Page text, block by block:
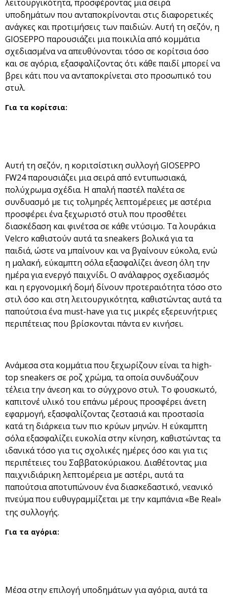
λειτουργικότητα, προσφέροντας μια σειρά
υποδημάτων που ανταποκρίνονται στις διαφορετικές
ανάγκες και προτιμήσεις των παιδιών. Αυτή τη σεζόν, η
GIOSEPPO παρουσιάζει μια ποικιλία από κομμάτια
σχεδιασμένα να απευθύνονται τόσο σε κορίτσια όσο
και σε αγόρια, εξασφαλίζοντας ότι κάθε παιδί μπορεί να
βρει κάτι που να ανταποκρίνεται στο προσωπικό του
στυλ.
Για τα κορίτσια:
Αυτή τη σεζόν, η κοριτσίστικη συλλογή GIOSEPPO
FW24 παρουσιάζει μια σειρά από εντυπωσιακά,
πολύχρωμα σχέδια. Η απαλή παστέλ παλέτα σε
συνδυασμό με τις τολμηρές λεπτομέρειες με αστέρια
προσφέρει ένα ξεχωριστό στυλ που προσθέτει
διασκέδαση και φινέτσα σε κάθε ντύσιμο. Τα λουράκια
Velcro καθιστούν αυτά τα sneakers βολικά για τα
παιδιά, ώστε να μπαίνουν και να βγαίνουν εύκολα, ενώ
η μαλακή, εύκαμπτη σόλα εξασφαλίζει άνεση όλη την
ημέρα για ενεργό παιχνίδι. Ο ανάλαφρος σχεδιασμός
και η εργονομική δομή δίνουν προτεραιότητα τόσο στο
στιλ όσο και στη λειτουργικότητα, καθιστώντας αυτά τα
παπούτσια ένα must-have για τις μικρές εξερευνήτριες
περιπέτειας που βρίσκονται πάντα εν κινήσει.
Ανάμεσα στα κομμάτια που ξεχωρίζουν είναι τα high-
top sneakers σε ροζ χρώμα, τα οποία συνδυάζουν
τέλεια την άνεση και το σύγχρονο στυλ. Το φουσκωτό,
καπιτονέ υλικό του επάνω μέρους προσφέρει άνετη
εφαρμογή, εξασφαλίζοντας ζεστασιά και προστασία
κατά τη διάρκεια των πιο κρύων μηνών. Η εύκαμπτη
σόλα εξασφαλίζει ευκολία στην κίνηση, καθιστώντας τα
ιδανικά τόσο για τις σχολικές ημέρες όσο και για τις
περιπέτειες του Σαββατοκύριακου. Διαθέτοντας μια
παιχνιδιάρικη λεπτομέρεια με αστέρι, αυτά τα
παπούτσια αποτυπώνουν ένα διασκεδαστικό, νεανικό
πνεύμα που ευθυγραμμίζεται με την καμπάνια «Be Real»
της συλλογής.
Για τα αγόρια:
Μέσα στην επιλογή υποδημάτων για αγόρια, αυτά τα